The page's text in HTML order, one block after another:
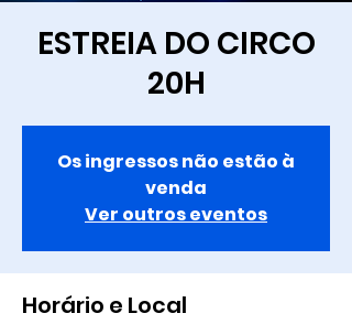
ESTREIA DO CIRCO
20H
Os ingressos não estão à
venda
Ver outros eventos
Horário e Local